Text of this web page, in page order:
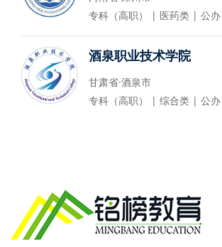
专科（高职） | 医药类 | 公办
酒泉职业技术学院
甘肃省·酒泉市
专科（高职） | 综合类 | 公